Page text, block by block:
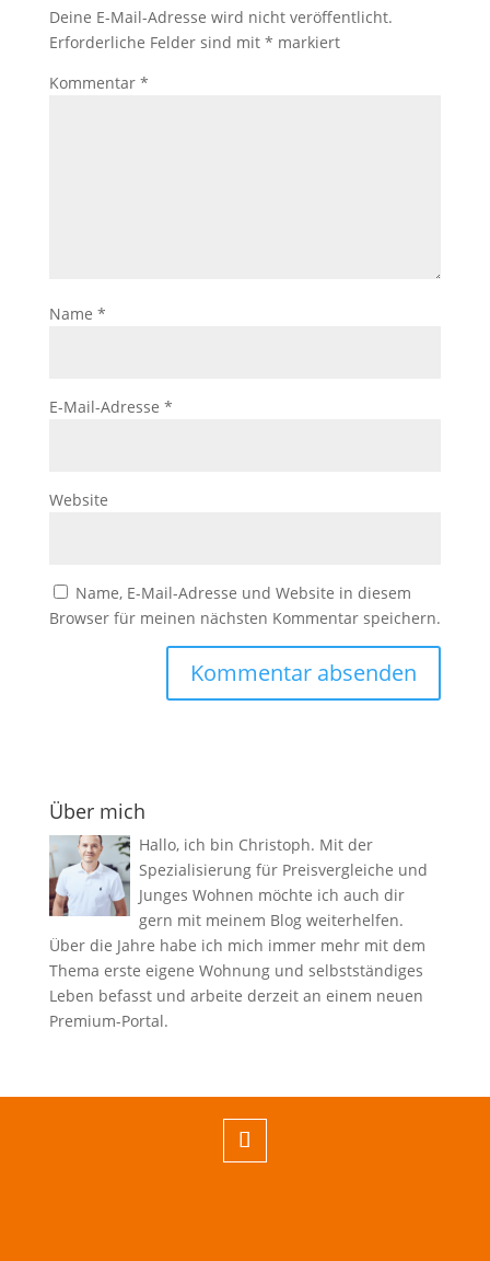
Deine E-Mail-Adresse wird nicht veröffentlicht.
Erforderliche Felder sind mit * markiert
Kommentar *
Name *
E-Mail-Adresse *
Website
Name, E-Mail-Adresse und Website in diesem
Browser für meinen nächsten Kommentar speichern.
Über mich
Hallo, ich bin Christoph. Mit der
Spezialisierung für Preisvergleiche und
Junges Wohnen möchte ich auch dir
gern mit meinem Blog weiterhelfen.
Über die Jahre habe ich mich immer mehr mit dem
Thema erste eigene Wohnung und selbstständiges
Leben befasst und arbeite derzeit an einem neuen
Premium-Portal.